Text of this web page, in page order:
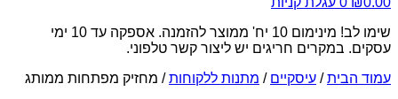
שימו לב! מינימום 10 יח' ממוצר להזמנה. אספקה עד 10 ימי
עסקים. במקרים חריגים יש ליצור קשר טלפוני.
עמוד הבית/ עיסקיים / מתנות ללקוחות/ מחזיק מפתחות ממותג